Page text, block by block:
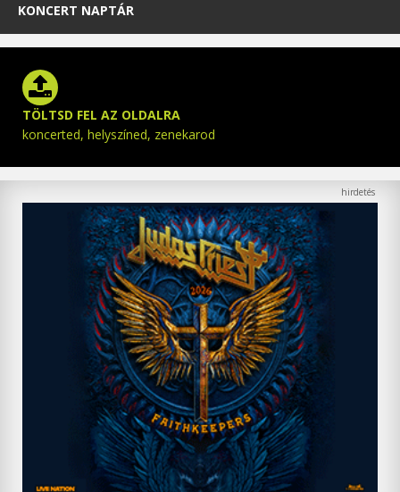
KONCERT NAPTÁR
TÖLTSD FEL AZ OLDALRA
koncerted, helyszíned, zenekarod